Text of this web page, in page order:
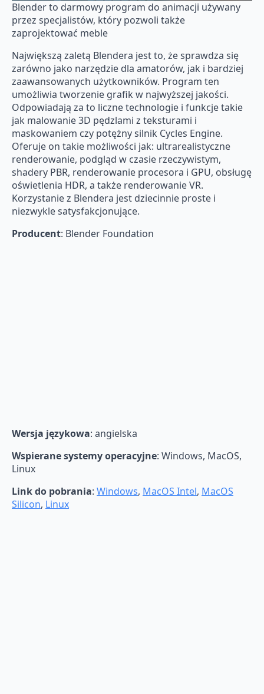
Blender to darmowy program do animacji używany
przez specjalistów, który pozwoli także
zaprojektować meble
Największą zaletą Blendera jest to, że sprawdza się
zarówno jako narzędzie dla amatorów, jak i bardziej
zaawansowanych użytkowników. Program ten
umożliwia tworzenie grafik w najwyższej jakości.
Odpowiadają za to liczne technologie i funkcje takie
jak malowanie 3D pędzlami z teksturami i
maskowaniem czy potężny silnik Cycles Engine.
Oferuje on takie możliwości jak: ultrarealistyczne
renderowanie, podgląd w czasie rzeczywistym,
shadery PBR, renderowanie procesora i GPU, obsługę
oświetlenia HDR, a także renderowanie VR.
Korzystanie z Blendera jest dziecinnie proste i
niezwykle satysfakcjonujące.
Producent: Blender Foundation
Wersja językowa: angielska
Wspierane systemy operacyjne: Windows, MacOS,
Linux
Link do pobrania: Windows, MacOS Intel, MacOS
Silicon, Linux